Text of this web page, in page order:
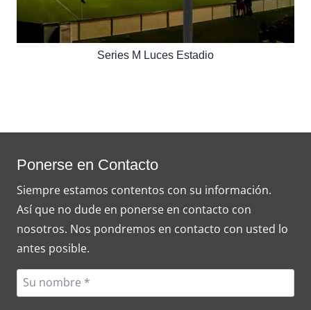
Series M Luces Estadio
Ponerse en Contacto
Siempre estamos contentos con su información.
Así que no dude en ponerse en contacto con
nosotros. Nos pondremos en contacto con usted lo
antes posible.